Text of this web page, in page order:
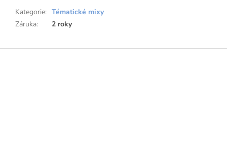
Kategorie: Tématické mixy
Záruka: 2 roky
Z